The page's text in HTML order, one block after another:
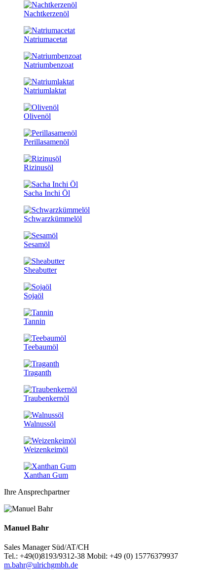
Nachtkerzenöl
Natriumacetat
Natriumbenzoat
Natriumlaktat
Olivenöl
Perillasamenöl
Rizinusöl
Sacha Inchi Öl
Schwarzkümmelöl
Sesamöl
Sheabutter
Sojaöl
Tannin
Teebaumöl
Traganth
Traubenkernöl
Walnussöl
Weizenkeimöl
Xanthan Gum
Ihre Ansprechpartner
Manuel Bahr
Sales Manager Süd/AT/CH
Tel.: +49(0)8193/9312-38 Mobil: +49 (0) 15776379937
m.bahr@ulrichgmbh.de